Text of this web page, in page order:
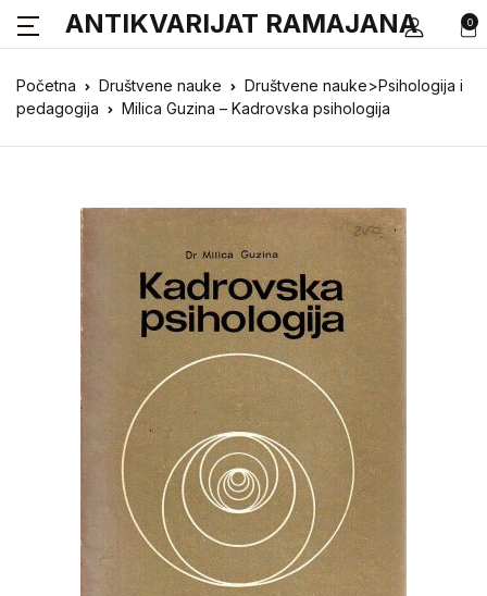
0
ANTIKVARIJAT RAMAJANA
Početna Društvene nauke
Društvene nauke>Psihologija i
pedagogija
Milica Guzina – Kadrovska psihologija